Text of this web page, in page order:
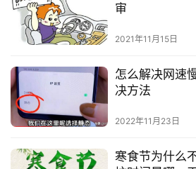
审
2021年11月15日
怎么解决网速
决方法
2022年11月23日
寒食节为什么